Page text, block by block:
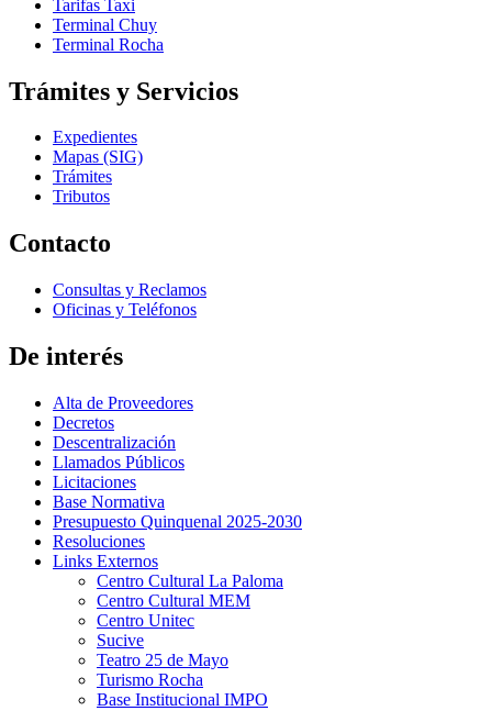
Tarifas Taxi
Terminal Chuy
Terminal Rocha
Trámites y Servicios
Expedientes
Mapas (SIG)
Trámites
Tributos
Contacto
Consultas y Reclamos
Oficinas y Teléfonos
De interés
Alta de Proveedores
Decretos
Descentralización
Llamados Públicos
Licitaciones
Base Normativa
Presupuesto Quinquenal 2025-2030
Resoluciones
Links Externos
Centro Cultural La Paloma
Centro Cultural MEM
Centro Unitec
Sucive
Teatro 25 de Mayo
Turismo Rocha
Base Institucional IMPO